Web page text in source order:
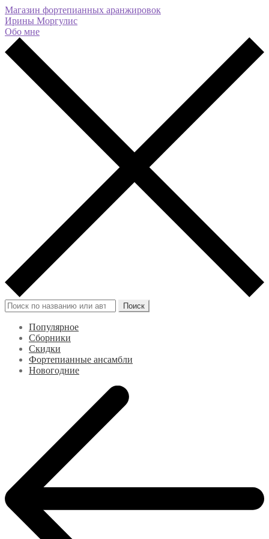
Магазин фортепианных аранжировок
Ирины Моргулис
Обо мне
Искать: Поиск
Популярное
Сборники
Скидки
Фортепианные ансамбли
Новогодние